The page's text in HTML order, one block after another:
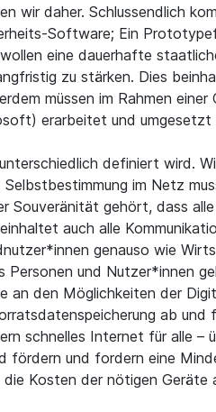
wir daher. Schlussendlich
Software; Ein
eine dauerhafte
zu stärken. Dies
müssen im Rahmen
erarbeitet und
definiert wird.
im Netz
Souveränität gehört, dass
auch alle
genauso wie
Personen und Nutzer*innen
den Möglichkeiten der
ab
schnelles Internet für alle
fördern und fordern eine
Kosten der nötigen